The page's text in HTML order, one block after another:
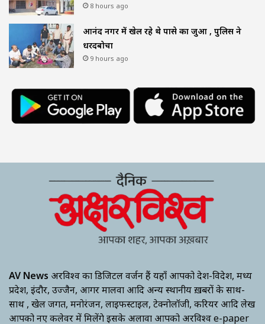
8 hours ago
आनंद नगर में खेल रहे थे पासे का जुआ , पुलिस ने
धरदबोचा
9 hours ago
AV News अक्षरविश्व का डिजिटल वर्जन हैं यहाँ आपको देश-विदेश, मध्य
प्रदेश, इंदौर, उज्जैन, आगर मालवा आदि अन्य स्थानीय ख़बरों के साथ-
साथ , खेल जगत, मनोरंजन, लाइफस्टाइल, टेक्नोलॉजी, करियर आदि लेख
आपको नए कलेवर में मिलेंगे इसके अलावा आपको अक्षरविश्व e-paper